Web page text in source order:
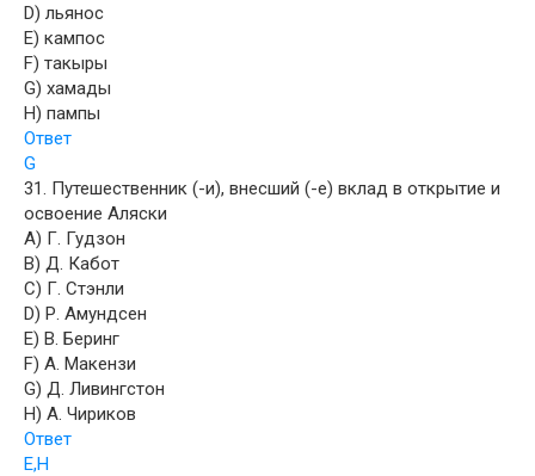
D) льянос
E) кампос
F) такыры
G) хамады
H) пампы
Ответ
G
31. Путешественник (-и), внесший (-е) вклад в открытие и
освоение Аляски
A) Г. Гудзон
B) Д. Кабот
C) Г. Стэнли
D) Р. Амундсен
E) В. Беринг
F) А. Макензи
G) Д. Ливингстон
H) А. Чириков
Ответ
E,H